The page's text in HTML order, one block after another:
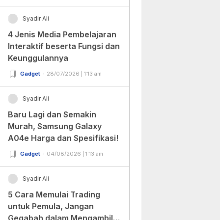
Syadir Ali
4 Jenis Media Pembelajaran
Interaktif beserta Fungsi dan
Keunggulannya
Gadget 28/07/2026 | 1:13 am
Syadir Ali
Baru Lagi dan Semakin
Murah, Samsung Galaxy
A04e Harga dan Spesifikasi!
Gadget 04/08/2026 | 1:13 am
Syadir Ali
5 Cara Memulai Trading
untuk Pemula, Jangan